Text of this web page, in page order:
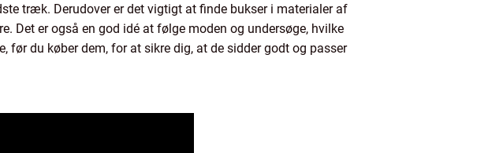
træk. Derudover er det vigtigt at finde bukser i materialer af
Det er også en god idé at følge moden og undersøge, hvilke
du køber dem, for at sikre dig, at de sidder godt og passer